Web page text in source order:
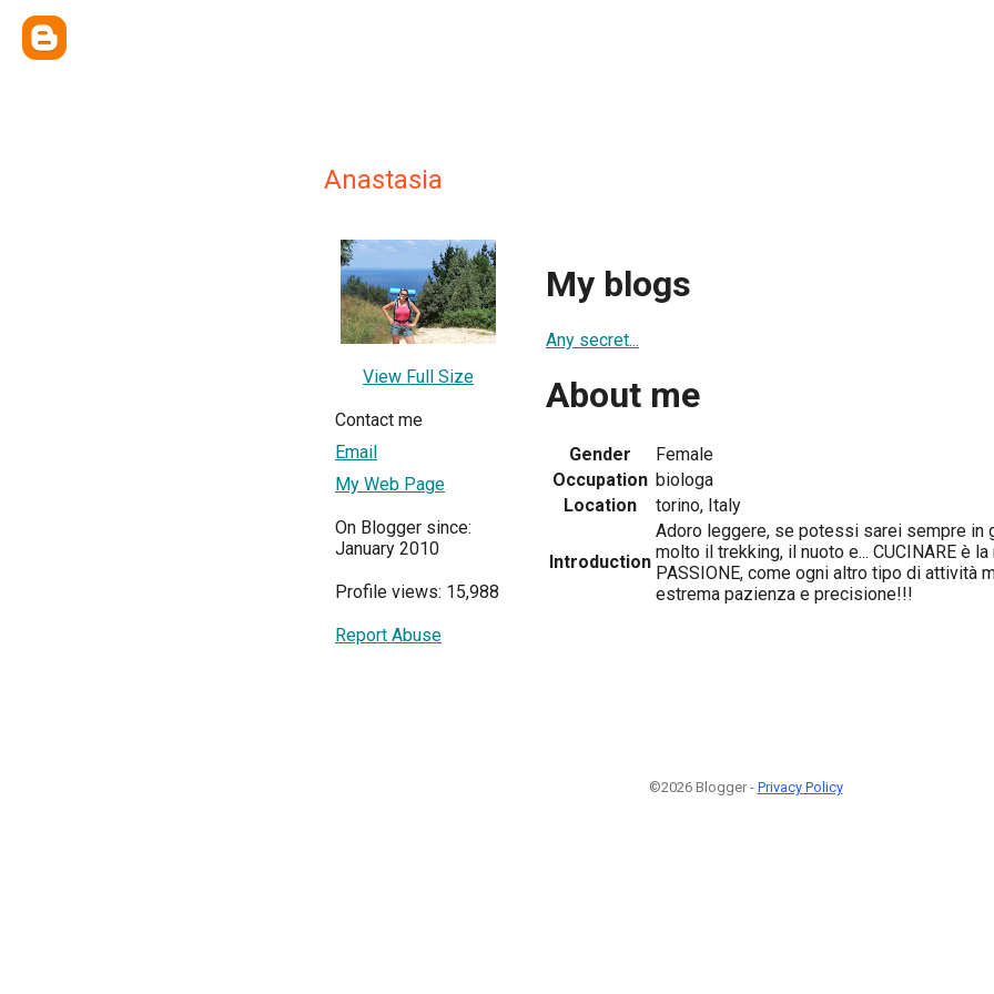
Anastasia
View Full Size
Contact me
Email
My Web Page
On Blogger since:
January 2010
Profile views: 15,988
Report Abuse
My blogs
Any secret...
About me
Gender
Female
Occupation biologa
Location
torino, Italy
Introduction
Adoro leggere, se potessi sarei sempre in
molto il trekking, il nuoto e... CUCINARE è la
PASSIONE, come ogni altro tipo di attività
estrema pazienza e precisione!!!
©2026 Blogger - Privacy Policy